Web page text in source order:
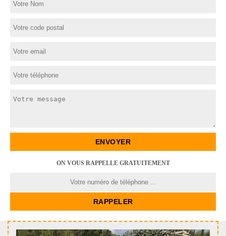
ON VOUS RAPPELLE GRATUITEMENT